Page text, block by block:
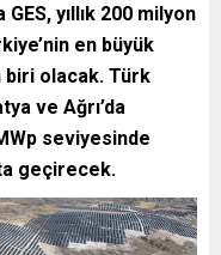
yıllık 200 milyon
en büyük
olacak. Türk
ve Ağrı’da
seviyesinde
geçirecek.